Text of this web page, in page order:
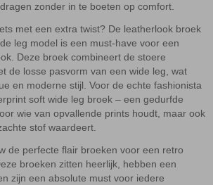
zonder in te boeten op comfort.
met een extra twist? De leatherlook broek
leg model is een must-have voor een
Deze broek combineert de stoere
de losse pasvorm van een wide leg, wat
en moderne stijl. Voor de echte fashionista
soft wide leg broek – een gedurfde
wie van opvallende prints houdt, maar ook
stof waardeert.
de perfecte flair broeken voor een retro
broeken zitten heerlijk, hebben een
zijn een absolute must voor iedere